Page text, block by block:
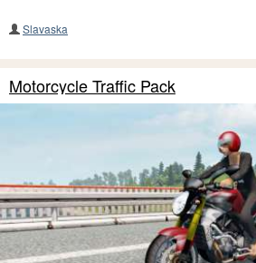
Slavaska
Motorcycle Traffic Pack